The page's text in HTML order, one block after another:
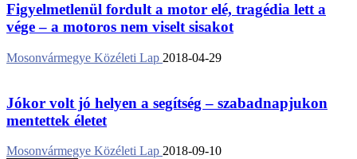
Figyelmetlenül fordult a motor elé, tragédia lett a
vége – a motoros nem viselt sisakot
Mosonvármegye Közéleti Lap 2018-04-29
Jókor volt jó helyen a segítség – szabadnapjukon
mentettek életet
Mosonvármegye Közéleti Lap 2018-09-10